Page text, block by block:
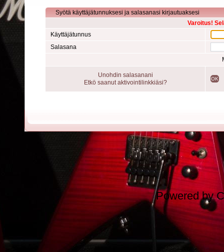
Syötä käyttäjätunnuksesi ja salasanasi kirjautuaksesi
Varoitus!
Käyttäjätunnus
Salasana
Unohdin salasanani
Etkö saanut aktivointilinkkiäsi?
OK
Powered by